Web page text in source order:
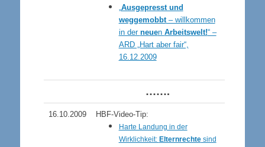
„Ausgepresst und
weggemobbt– willkommen
in der neuen Arbeitswelt!“ –
ARD „Hart aber fair“,
16.12.2009
…….
16.10.2009 HBF-Video-Tip:
Harte Landung in der
Wirklichkeit: Elternrechtesind